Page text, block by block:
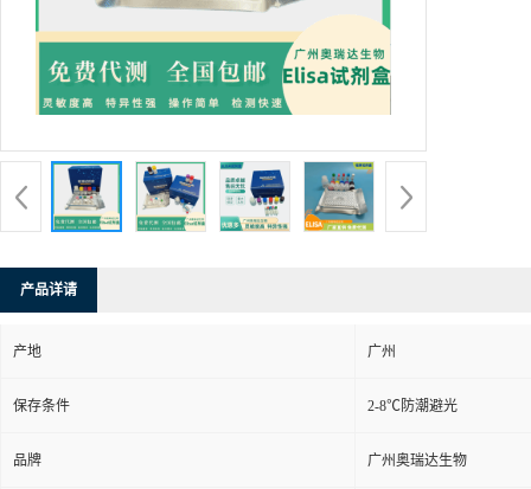
产品详请
产地 广州
保存条件 2-8℃防潮避光
品牌 广州奥瑞达生物